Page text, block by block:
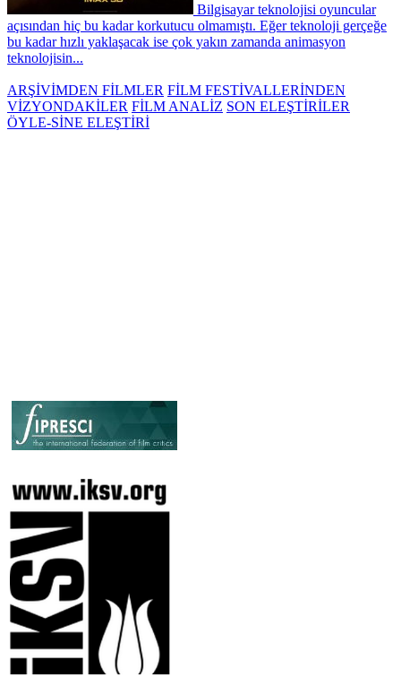
Bilgisayar teknolojisi oyuncular
açısından hiç bu kadar korkutucu olmamıştı. Eğer teknoloji gerçeğe
bu kadar hızlı yaklaşacak ise çok yakın zamanda animasyon
teknolojisin...
ARŞİVİMDEN FİLMLER FİLM FESTİVALLERİNDEN
VİZYONDAKİLER FİLM ANALİZ SON ELEŞTİRİLER
ÖYLE-SİNE ELEŞTİRİ